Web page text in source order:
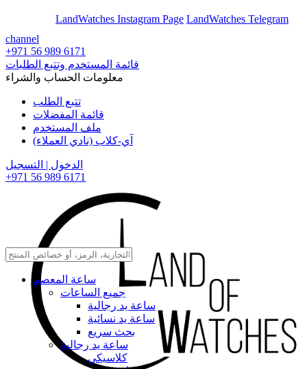
LandWatches Instagram Page LandWatches Telegram
channel
+971 56 989 6171
قائمة المستخدم وتتبع الطلبات
معلومات الحساب والشراء
تتبع الطلب
قائمة المفضلات
ملف المستخدم
آي-كلاب (نادي العملاء)
الدخول | التسجيل
+971 56 989 6171
ساعة المعصم
جميع الساعات
ساعة يد رجالية
ساعة يد نسائية
بحث سريع
ساعة يد رجالية
كلاسيكي